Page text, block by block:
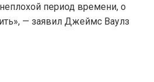
период времени, о
— заявил Джеймс Ваулз